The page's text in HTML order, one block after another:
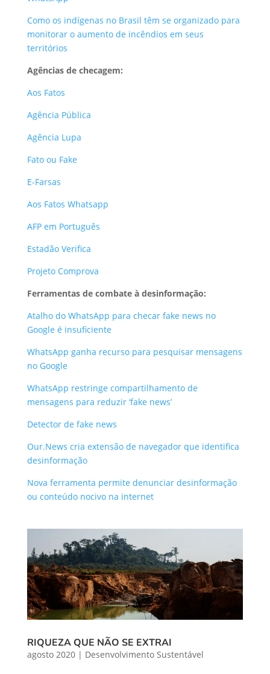
Como os indígenas no Brasil têm se organizado para
monitorar o aumento de incêndios em seus
territórios
Agências de checagem:
Aos Fatos
Agência Pública
Agência Lupa
Fato ou Fake
E-Farsas
Aos Fatos Whatsapp
AFP em Português
Estadão Verifica
Projeto Comprova
Ferramentas de combate à desinformação:
Atalho do WhatsApp para checar fake news no
Google é insuficiente
WhatsApp ganha recurso para pesquisar mensagens
no Google
WhatsApp restringe compartilhamento de
mensagens para reduzir ‘fake news’
Detector de fake news
Our.News cria extensão de navegador que identifica
desinformação
Nova ferramenta permite denunciar desinformação
ou conteúdo nocivo na internet
RIQUEZA QUE NÃO SE EXTRAI
agosto 2020| Desenvolvimento Sustentável